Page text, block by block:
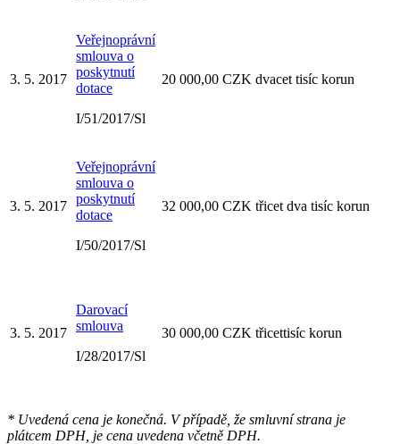
3. 5. 2017
Veřejnoprávní
smlouva o
poskytnutí
dotace
I/51/2017/Sl
20 000,00 CZK dvacet tisíc korun
3. 5. 2017
Veřejnoprávní
smlouva o
poskytnutí
dotace
I/50/2017/Sl
32 000,00 CZK třicet dva tisíc korun
3. 5. 2017
Darovací
smlouva
I/28/2017/Sl
30 000,00 CZK třicettisíc korun
* Uvedená cena je konečná. V případě, že smluvní strana je
plátcem DPH, je cena uvedena včetně DPH.